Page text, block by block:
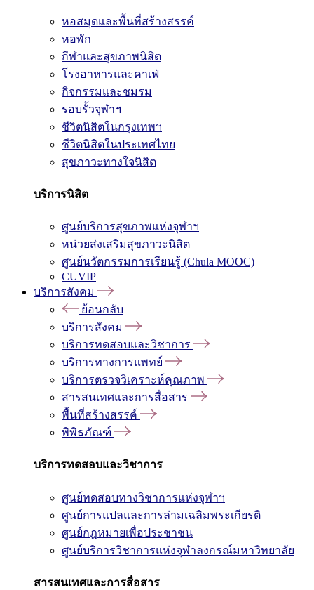
หอสมุดและพื้นที่สร้างสรรค์
หอพัก
กีฬาและสุขภาพนิสิต
โรงอาหารและคาเฟ่
กิจกรรมและชมรม
รอบรั้วจุฬาฯ
ชีวิตนิสิตในกรุงเทพฯ
ชีวิตนิสิตในประเทศไทย
สุขภาวะทางใจนิสิต
บริการนิสิต
ศูนย์บริการสุขภาพแห่งจุฬาฯ
หน่วยส่งเสริมสุขภาวะนิสิต
ศูนย์นวัตกรรมการเรียนรู้ (Chula MOOC)
CUVIP
บริการสังคม
ย้อนกลับ
บริการสังคม
บริการทดสอบและวิชาการ
บริการทางการแพทย์
บริการตรวจวิเคราะห์คุณภาพ
สารสนเทศและการสื่อสาร
พื้นที่สร้างสรรค์
พิพิธภัณฑ์
บริการทดสอบและวิชาการ
ศูนย์ทดสอบทางวิชาการแห่งจุฬาฯ
ศูนย์การแปลและการล่ามเฉลิมพระเกียรติ
ศูนย์กฎหมายเพื่อประชาชน
ศูนย์บริการวิชาการแห่งจุฬาลงกรณ์มหาวิทยาลัย
สารสนเทศและการสื่อสาร